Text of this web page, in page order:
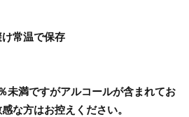
常温で保存
未満ですがアルコールが含まれてお
な方はお控えください。